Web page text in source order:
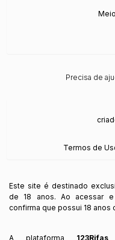
Precisa de
Termos de
Este site é destinado
de 18 anos. Ao acessar
confirma que possui 18 anos
A plataforma 123Rifas